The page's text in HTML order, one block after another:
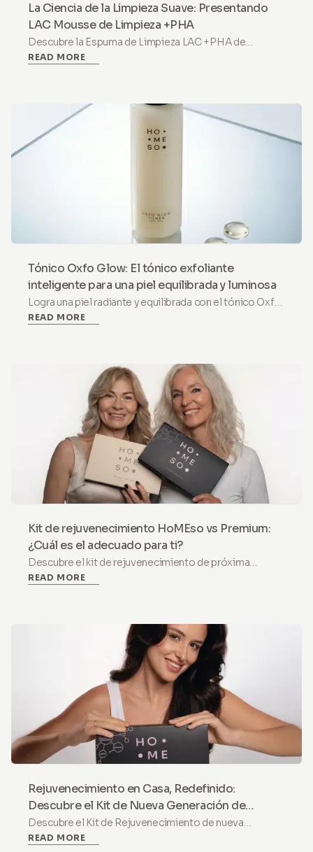
La Ciencia de la Limpieza Suave: Presentando
LAC Mousse de Limpieza +PHA
Descubre la Espuma de Limpieza LAC +PHA de
HoMEso. Un limpiador hidratante y equilibrado en pH
READ MORE
Tónico Oxfo Glow: El tónico exfoliante
inteligente para una piel equilibrada y luminosa
Logra una piel radiante y equilibrada con el tónico Oxfo
Glow de HoMEso. Una fórmula suave de
READ MORE
Kit de rejuvenecimiento HoMEso vs Premium:
¿Cuál es el adecuado para ti?
Descubre el kit de rejuvenecimiento de próxima
generación de HoMEso, una solución segura e indolora
READ MORE
Rejuvenecimiento en Casa, Redefinido:
Descubre el Kit de Nueva Generación de
HoMEso
Descubre el Kit de Rejuvenecimiento de nueva
generación de HoMEso: una solución de microneedling
READ MORE